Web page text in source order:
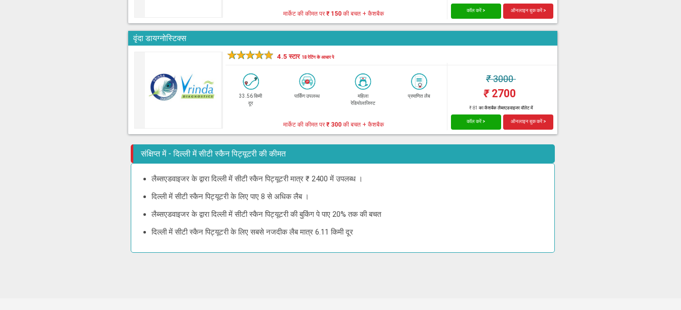
मार्केट की कीमत पर₹ 150 की बचत + कैशबैक कॉल करें > ऑनलाइन बुक करें >
वृंदा डायग्नोस्टिक्स
★★★★★ 4.5 स्टार 18 रेटिंग के आधार पे
33.56 किमी
दूर
पार्किंग उपलब्ध
महिला
रेडियोलाजिस्ट
प्रमाणित लैब
₹3000
₹2700
₹ 81 का कैशबैक लैब्सएडवाइजर वॉलेट में
मार्केट की कीमत पर₹ 300 की बचत + कैशबैक कॉल करें > ऑनलाइन बुक करें >
संक्षिप्त में - दिल्ली में सीटी स्कैन पिट्यूटरी की कीमत
लैब्सएडवाइजर के द्वारा दिल्ली में सीटी स्कैन पिट्यूटरी मात्र ₹ 2400 में उपलब्ध ।
दिल्ली में सीटी स्कैन पिट्यूटरी के लिए पाए 8 से अधिक लैब ।
लैब्सएडवाइजर के द्वारा दिल्ली में सीटी स्कैन पिट्यूटरी की बुकिंग पे पाए 20% तक की बचत
दिल्ली में सीटी स्कैन पिट्यूटरी के लिए सबसे नजदीक लैब मात्र 6.11 किमी दूर